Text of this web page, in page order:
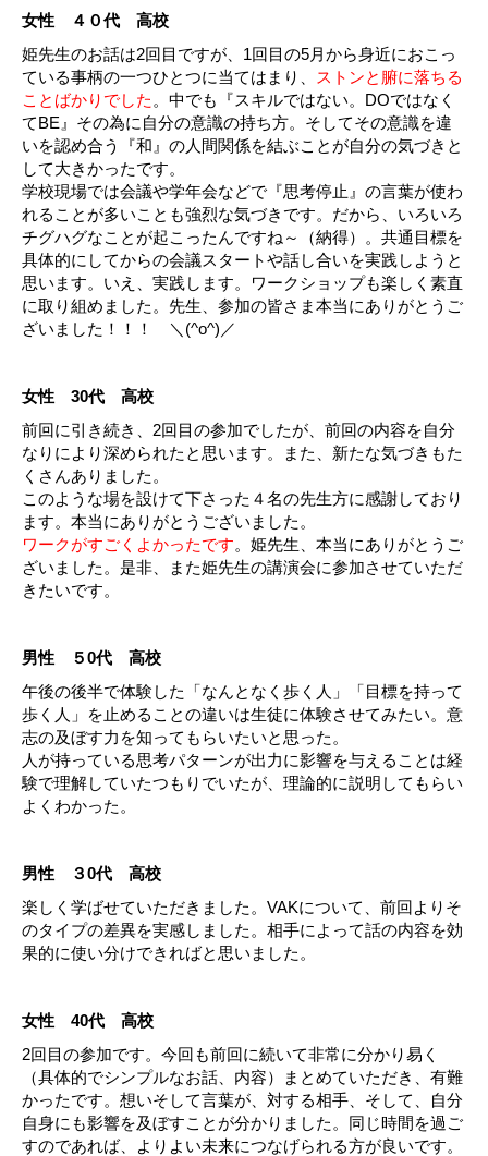
女性 ４０代 高校
姫先生のお話は2回目ですが、1回目の5月から身近におこっ
ている事柄の一つひとつに当てはまり、
ストンと腑に落ちる
ことばかりでした 。中でも『スキルではない。DOではなく
てBE』その為に自分の意識の持ち方。そしてその意識を違
いを認め合う『和』の人間関係を結ぶことが自分の気づきと
して大きかったです。
学校現場では会議や学年会などで『思考停止』の言葉が使わ
れることが多いことも強烈な気づきです。だから、いろいろ
チグハグなことが起こったんですね～（納得）。共通目標を
具体的にしてからの会議スタートや話し合いを実践しようと
思います。いえ、実践します。ワークショップも楽しく素直
に取り組めました。先生、参加の皆さま本当にありがとうご
ざいました！！！ ＼(^o^)／
女性 30代 高校
前回に引き続き、2回目の参加でしたが、前回の内容を自分
なりにより深められたと思います。また、新たな気づきもた
くさんありました。
このような場を設けて下さった４名の先生方に感謝しており
ます。本当にありがとうございました。
ワークがすごくよかったです。姫先生、本当にありがとうご
ざいました。是非、また姫先生の講演会に参加させていただ
きたいです。
男性 ５0代 高校
午後の後半で体験した「なんとなく歩く人」「目標を持って
歩く人」を止めることの違いは生徒に体験させてみたい。意
志の及ぼす力を知ってもらいたいと思った。
人が持っている思考パターンが出力に影響を与えることは経
験で理解していたつもりでいたが、理論的に説明してもらい
よくわかった。
男性 ３0代 高校
楽しく学ばせていただきました。VAKについて、前回よりそ
のタイプの差異を実感しました。相手によって話の内容を効
果的に使い分けできればと思いました。
女性 40代 高校
2回目の参加です。今回も前回に続いて非常に分かり易く
（具体的でシンプルなお話、内容）まとめていただき、有難
かったです。想いそして言葉が、対する相手、そして、自分
自身にも影響を及ぼすことが分かりました。同じ時間を過ご
すのであれば、よりよい未来につなげられる方が良いです。